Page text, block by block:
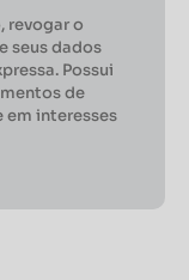
revogar o
seus dados
Possui
de
em interesses